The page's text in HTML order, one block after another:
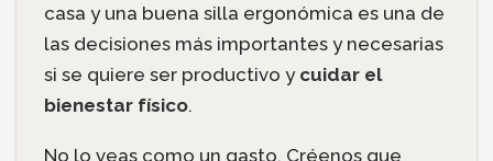
casa y una buena silla ergonómica es una de
las decisiones más importantes y necesarias
si se quiere ser productivo y cuidar el
bienestar físico.
No lo veas como un gasto. Créenos que